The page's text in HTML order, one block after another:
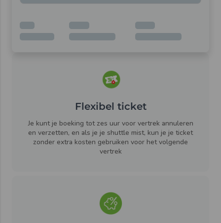
Flexibel ticket
Je kunt je boeking tot zes uur voor vertrek annuleren
en verzetten, en als je je shuttle mist, kun je je ticket
zonder extra kosten gebruiken voor het volgende
vertrek